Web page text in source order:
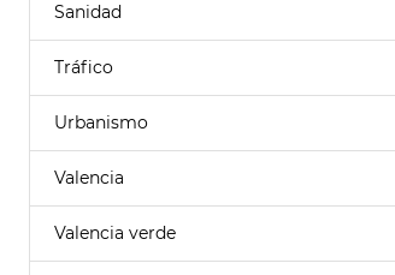
Sanidad
Tráfico
Urbanismo
Valencia
Valencia verde